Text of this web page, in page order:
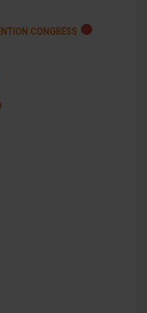
CONGRESS